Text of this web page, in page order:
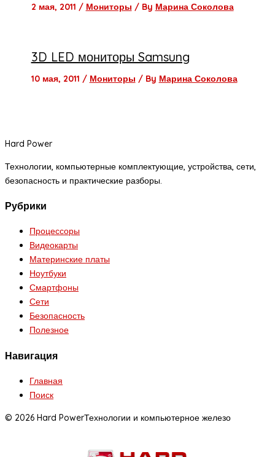
2 мая, 2011 / Мониторы / By Марина Соколова
3D LED мониторы Samsung
10 мая, 2011 / Мониторы / By Марина Соколова
Hard Power
Технологии, компьютерные комплектующие, устройства, сети,
безопасность и практические разборы.
Рубрики
Процессоры
Видеокарты
Материнские платы
Ноутбуки
Смартфоны
Сети
Безопасность
Полезное
Навигация
Главная
Поиск
© 2026 Hard PowerТехнологии и компьютерное железо